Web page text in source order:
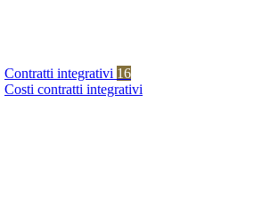
Contratti integrativi 16
Costi contratti integrativi